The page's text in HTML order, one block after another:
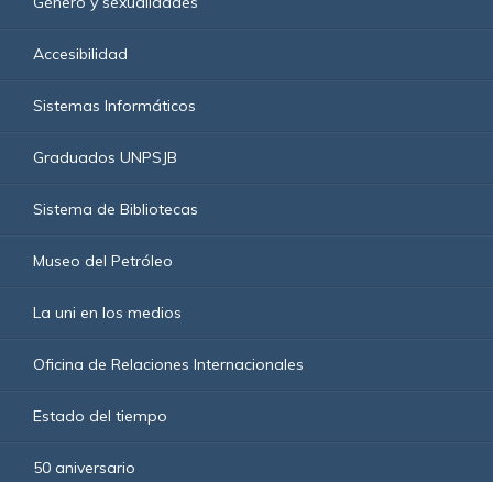
Accesibilidad
Sistemas Informáticos
Graduados UNPSJB
Sistema de Bibliotecas
Museo del Petróleo
La uni en los medios
Oficina de Relaciones Internacionales
Estado del tiempo
50 aniversario